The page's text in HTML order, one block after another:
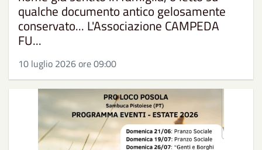
qualche documento antico gelosamente
conservato... L'Associazione CAMPEDA
FU...
10 luglio 2026 ore 09:00